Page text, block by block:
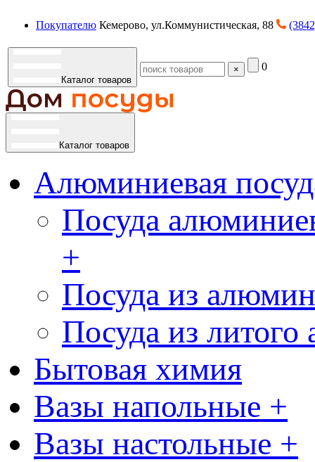
Покупателю Кемерово, ул.Коммунистическая, 88
Каталог товаров
× 0
Каталог товаров
Алюминиевая
Посуда
+
Посуда из
Посуда из
Бытовая химия
Вазы напольные +
Вазы настольные +